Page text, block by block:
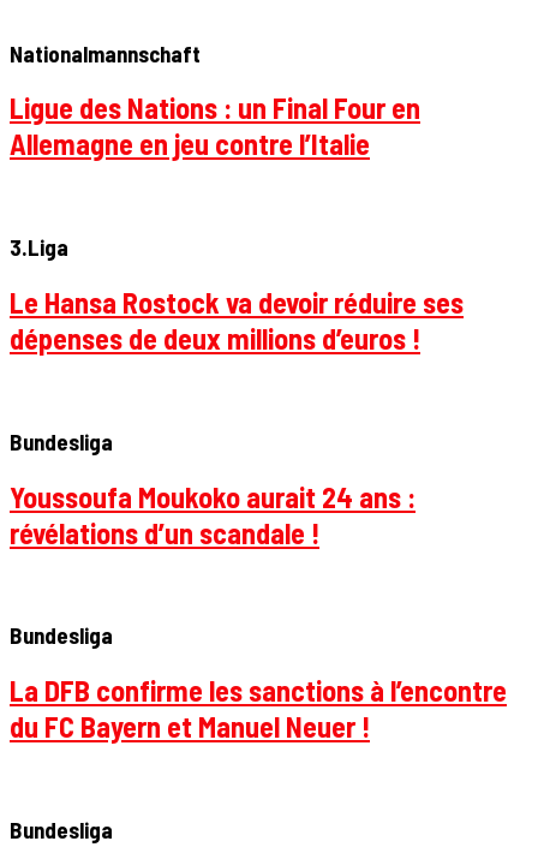
Nationalmannschaft
Ligue des Nations : un Final Four en
Allemagne en jeu contre l’Italie
3.Liga
Le Hansa Rostock va devoir réduire ses
dépenses de deux millions d’euros !
Bundesliga
Youssoufa Moukoko aurait 24 ans :
révélations d’un scandale !
Bundesliga
La DFB confirme les sanctions à l’encontre
du FC Bayern et Manuel Neuer !
Bundesliga